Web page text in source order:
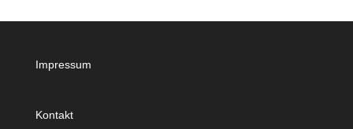
Impressum
Kontakt